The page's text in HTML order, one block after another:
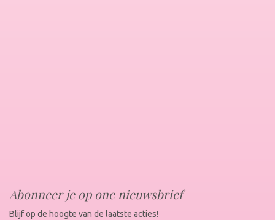
Abonneer je op one nieuwsbrief
Blijf op de hoogte van de laatste acties!